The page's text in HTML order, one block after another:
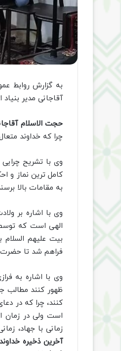
به گزارش روابط
آقاجانی مدیر
حجت الاسلام
چرا که خداوند
وی با تشریح
کامل ترین نماز و
به مقامات بالا
وی با اشاره بر
الهی است که
بیت علیهم السلام
فراهم شد تا حضرت
وی با اشاره به
ظهور کنند مطالب
کنند، چرا که در
است ولی در زمان
زمانی با جهاد،
آخرین ذخیره